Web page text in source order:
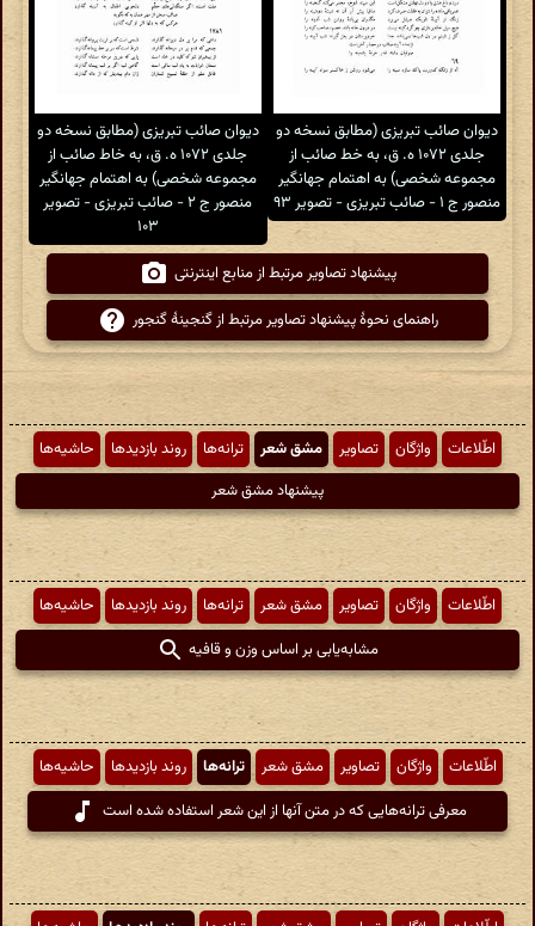
دیوان صائب تبریزی (مطابق نسخه دو
جلدی ۱۰۷۲ ه. ق، به خط صائب از
مجموعه شخصی) به اهتمام جهانگیر
منصور ج ۱ - صائب تبریزی - تصویر ۹۳
دیوان صائب تبریزی (مطابق نسخه دو
جلدی ۱۰۷۲ ه. ق، به خاط صائب از
مجموعه شخصی) به اهتمام جهانگیر
منصور ج ۲ - صائب تبریزی - تصویر
۱۰۳
پیشنهاد تصاویر مرتبط از منابع اینترنتی
راهنمای نحوهٔ پیشنهاد تصاویر مرتبط از گنجینهٔ گنجور
اطّلاعات واژگان تصاویر مشق شعر ترانه‌ها روند بازدیدها
حاشیه‌ها
پیشنهاد مشق شعر
اطّلاعات واژگان تصاویر مشق شعر ترانه‌ها روند بازدیدها
حاشیه‌ها
مشابه‌یابی بر اساس وزن و قافیه
اطّلاعات واژگان تصاویر مشق شعر ترانه‌ها روند بازدیدها
حاشیه‌ها
معرفی ترانه‌هایی که در متن آنها از این شعر استفاده شده است